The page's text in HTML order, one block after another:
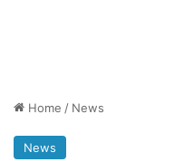
Home / News
News